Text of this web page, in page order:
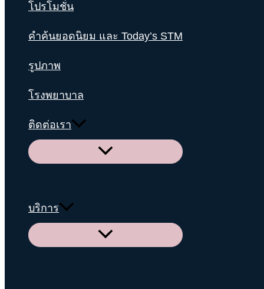
โปรโมชั่น
คำค้นยอดนิยม และ Today’s STM
รูปภาพ
โรงพยาบาล
ติดต่อเรา
Menu
บริการ
Menu